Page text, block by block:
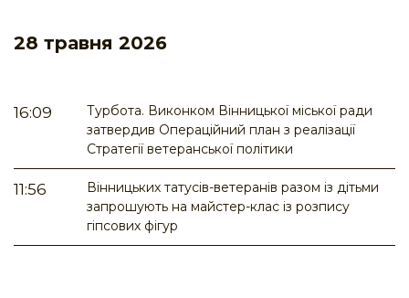
28 травня 2026
16:09
Турбота. Виконком Вінницької міської ради
затвердив Операційний план з реалізації
Стратегії ветеранської політики
11:56
Вінницьких татусів-ветеранів разом із дітьми
запрошують на майстер-клас із розпису
гіпсових фігур